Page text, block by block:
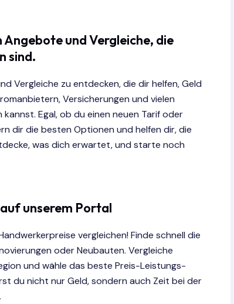
und Vergleiche, die
sind.
Vergleiche zu entdecken, die dir helfen, Geld
Versicherungen und vielen
Egal, ob du einen neuen Tarif oder
dir die besten Optionen und helfen dir, die
was dich erwartet, und starte noch
unserem Portal
vergleichen! Finde schnell die
oder Neubauten. Vergleiche
und wähle das beste Preis-Leistungs-
du nicht nur Geld, sondern auch Zeit bei der